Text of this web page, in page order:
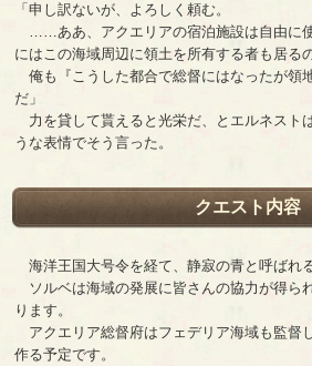
「申し訳ないが、よろしく頼む。
……ああ、アクエリアの宿泊施設は自由に
にはこの海域周辺に領土を所有する者も居る
俺も『こうした都合で総督にはなったが領
だ」
力を貸して貰えると光栄だ、とエルネスト
うな表情でそう言った。
クエスト内容
海洋王国大号令を経て、静寂の青と呼ばれ
ソルベは海域の発展に皆さんの協力が得ら
ります。
アクエリア総督府はフェデリア海域も監督
作る予定です。